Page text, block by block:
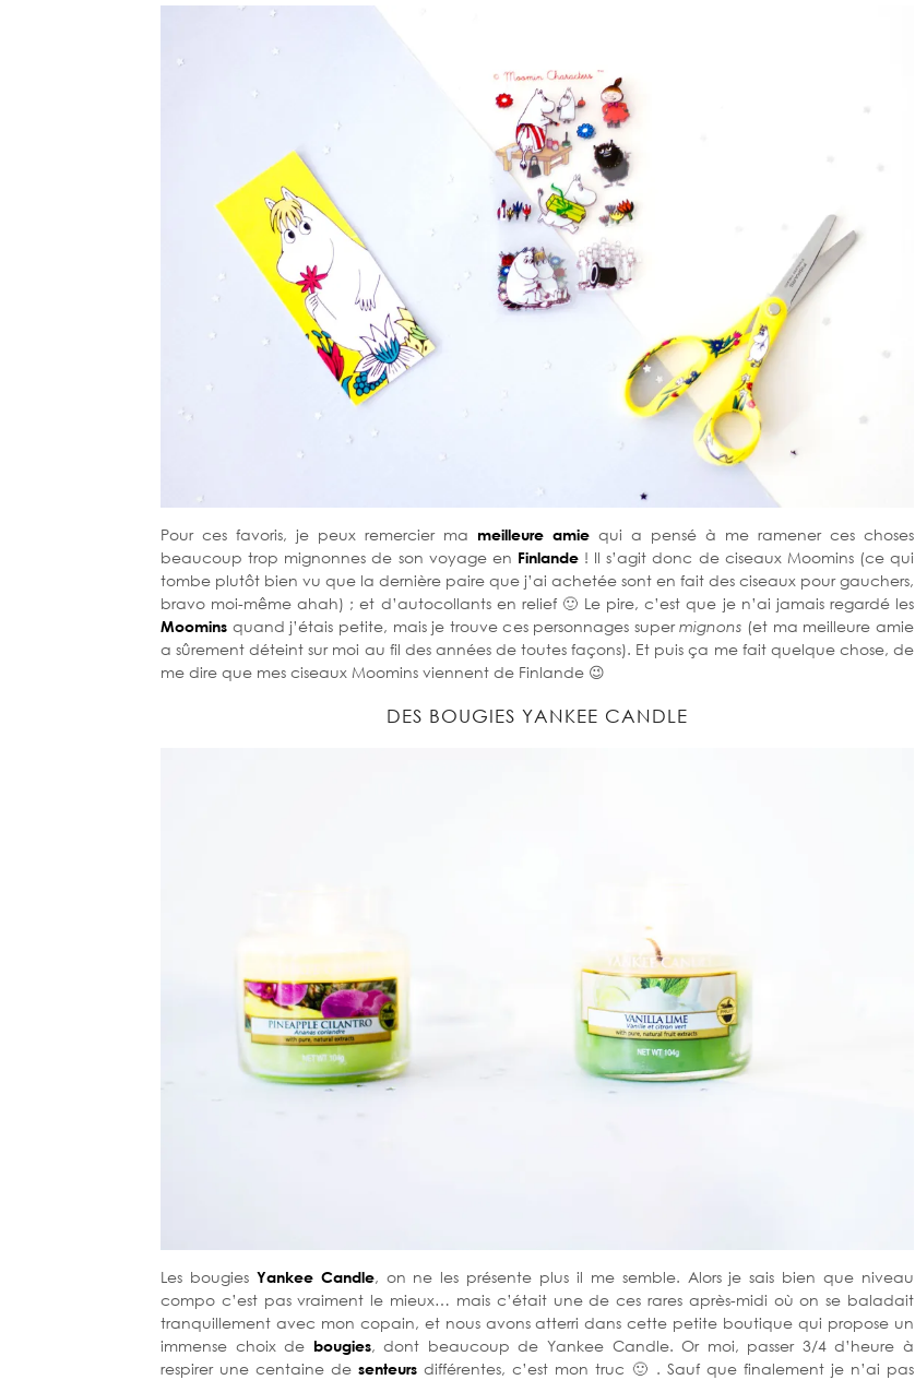
Pour ces favoris, je peux remercier ma meilleure amie qui a pensé à me ramener ces choses
beaucoup trop mignonnes de son voyage en Finlande! Il s’agit donc de ciseaux Moomins (ce qui
tombe plutôt bien vu que la dernière paire que j’ai achetée sont en fait des ciseaux pour gauchers,
bravo moi-même ahah) ; et d’autocollants en relief 🙂 Le pire, c’est que je n’ai jamais regardé les
Moomins quand j’étais petite, mais je trouve ces personnages supermignons (et ma meilleure amie
a sûrement déteint sur moi au fil des années de toutes façons). Et puis ça me fait quelque chose, de
me dire que mes ciseaux Moomins viennent de Finlande 😉
DES BOUGIES YANKEE CANDLE
Les bougies Yankee Candle, on ne les présente plus il me semble. Alors je sais bien que niveau
compo c’est pas vraiment le mieux… mais c’était une de ces rares après-midi où on se baladait
tranquillement avec mon copain, et nous avons atterri dans cette petite boutique qui propose un
immense choix de bougies, dont beaucoup de Yankee Candle. Or moi, passer 3/4 d’heure à
respirer une centaine desenteurs différentes, c’est mon truc 🙂 . Sauf que finalement je n’ai pas